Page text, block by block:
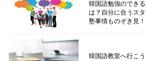
韓国語勉強のでき
は？自分に合うス
塾事情ものぞき見！
韓国語教室へ行こ